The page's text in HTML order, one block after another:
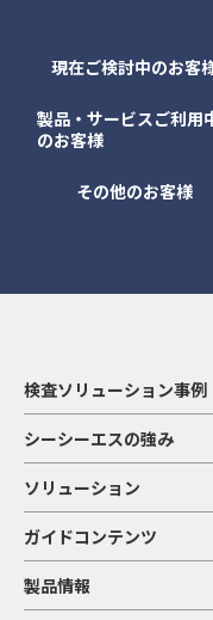
現在ご検討中のお客
製品・サービスご利用
のお客様
その他のお客様
検査ソリューション事例
シーシーエスの強み
ソリューション
ガイドコンテンツ
製品情報